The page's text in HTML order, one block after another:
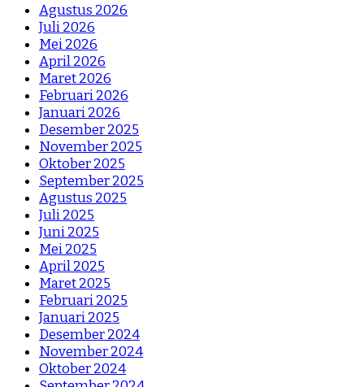
Agustus 2026
Juli 2026
Mei 2026
April 2026
Maret 2026
Februari 2026
Januari 2026
Desember 2025
November 2025
Oktober 2025
September 2025
Agustus 2025
Juli 2025
Juni 2025
Mei 2025
April 2025
Maret 2025
Februari 2025
Januari 2025
Desember 2024
November 2024
Oktober 2024